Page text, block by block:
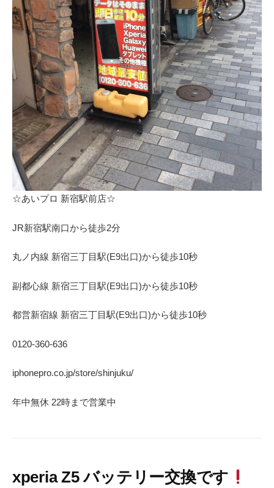
⁩☆あいプロ 新宿駅前店☆
JR新宿駅南口から徒歩2分
丸ノ内線 新宿三丁目駅(E9出口)から徒歩10秒
副都心線 新宿三丁目駅(E9出口)から徒歩10秒
都営新宿線 新宿三丁目駅(E9出口)から徒歩10秒
0120-360-636
iphonepro.co.jp/store/shinjuku/
年中無休 22時まで営業中
xperia Z5 バッテリー交換です